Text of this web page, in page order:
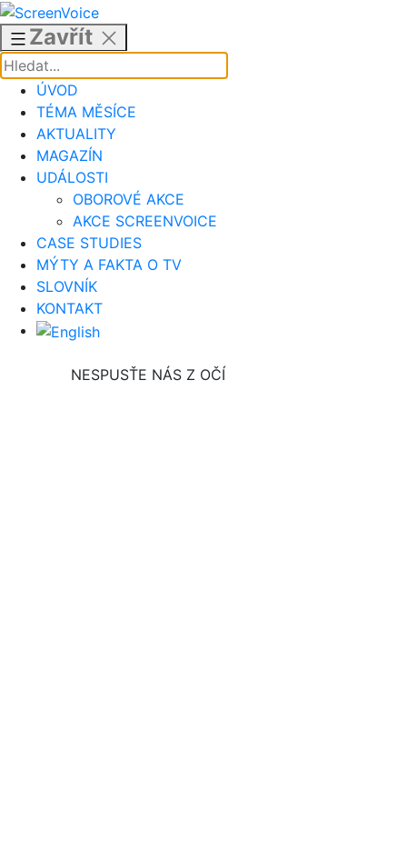
Přejít
obsahu
Zavřít
ÚVOD
TÉMA MĚSÍCE
AKTUALITY
MAGAZÍN
UDÁLOSTI
OBOROVÉ AKCE
AKCE SCREENVOICE
CASE STUDIES
MÝTY A FAKTA O TV
SLOVNÍK
KONTAKT
NESPUSŤE NÁS Z OČÍ